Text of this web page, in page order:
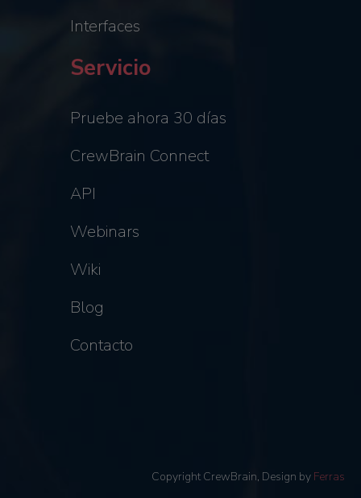
Interfaces
Servicio
Pruebe ahora 30 días
CrewBrain Connect
API
Webinars
Wiki
Blog
Contacto
Copyright CrewBrain, Design by Ferras